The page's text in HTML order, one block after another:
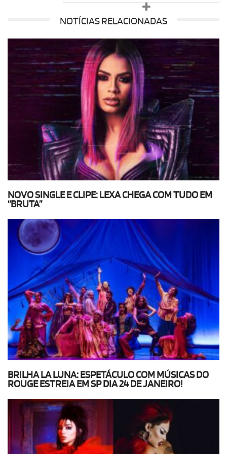
NOTÍCIAS RELACIONADAS
NOVO SINGLE E CLIPE: LEXA CHEGA COM TUDO EM
“BRUTA”
BRILHA LA LUNA: ESPETÁCULO COM MÚSICAS DO
ROUGE ESTREIA EM SP DIA 24 DE JANEIRO!